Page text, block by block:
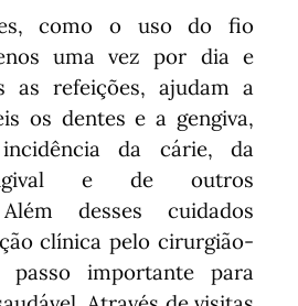
como o uso do fio
uma vez por dia e
as refeições, ajudam a
os dentes e a gengiva,
da cárie, da
e de outros
desses cuidados
clínica pelo cirurgião-
importante para